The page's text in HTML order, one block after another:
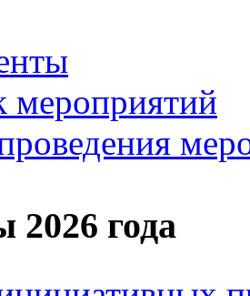
мероприятий
2026 года